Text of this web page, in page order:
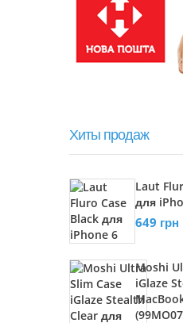
Хиты продаж
Laut
для
649 грн
Moshi
iGlaze